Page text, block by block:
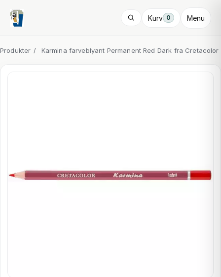
Kurv 0 Menu
Produkter / Karmina farveblyant Permanent Red Dark fra Cretacolor